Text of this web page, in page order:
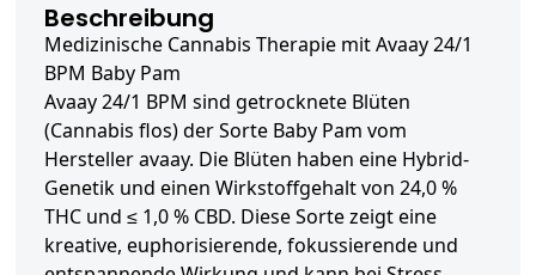
Beschreibung
Medizinische Cannabis Therapie mit Avaay 24/1
BPM Baby Pam
Avaay 24/1 BPM sind getrocknete Blüten
(Cannabis flos) der Sorte Baby Pam vom
Hersteller avaay. Die Blüten haben eine Hybrid-
Genetik und einen Wirkstoffgehalt von 24,0 %
THC und ≤ 1,0 % CBD. Diese Sorte zeigt eine
kreative, euphorisierende, fokussierende und